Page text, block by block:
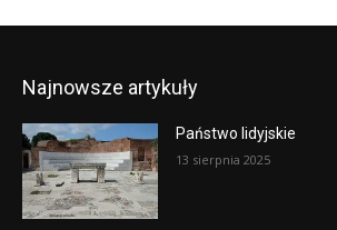
Najnowsze artykuły
Państwo lidyjskie
13 sierpnia 2025